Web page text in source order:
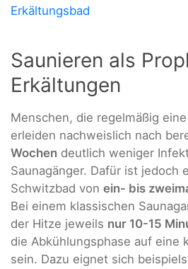
Erkältungsbad
Saunieren als
Erkältungen
Menschen, die regelmäßig
erleiden nachweislich nach
Wochen deutlich weniger
Saunagänger. Dafür ist jedoch
Schwitzbad von ein- bis
Bei einem klassischen
der Hitze jeweils nur 10-15
die Abkühlungsphase auf eine
sein. Dazu eignet sich